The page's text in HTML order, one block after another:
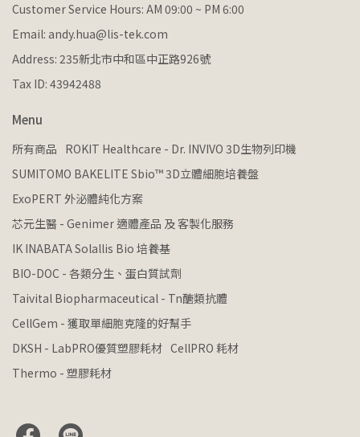
Customer Service Hours: AM 09:00 ~ PM 6:00
Email: andy.hua@lis-tek.com
Address: 235新北市中和區中正路926號
Tax ID: 43942488
Menu
所有商品 ROKIT Healthcare - Dr. INVIVO 3D生物列印機
SUMITOMO BAKELITE Sbio™ 3D立體細胞培養盤
ExoPERT 外泌體純化方案
芯元生醫 - Genimer 適體產品 及 客製化服務
IK INABATA Solallis Bio 培養基
BIO-DOC - 各類分生、蛋白質試劑
Taivital Biopharmaceutical - Tn醣類抗體
CellGem - 獲取單細胞克隆的好幫手
DKSH - LabPRO優質塑膠耗材 CellPRO 耗材
Thermo - 塑膠耗材